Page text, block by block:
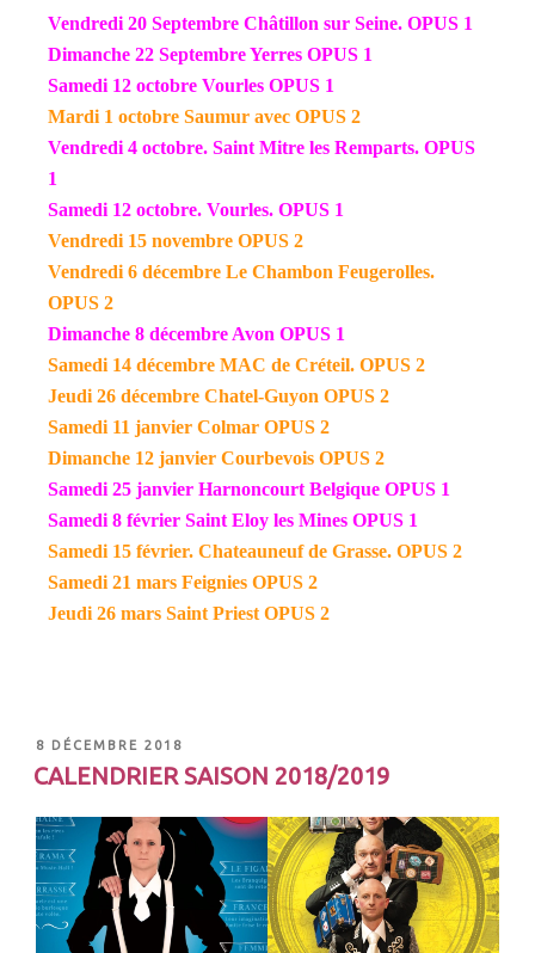
Vendredi 20 Septembre Châtillon sur Seine. OPUS 1
Dimanche 22 Septembre Yerres OPUS 1
Samedi 12 octobre Vourles OPUS 1
Mardi 1 octobre Saumur avec OPUS 2
Vendredi 4 octobre. Saint Mitre les Remparts. OPUS
1
Samedi 12 octobre. Vourles. OPUS 1
Vendredi 15 novembre OPUS 2
Vendredi 6 décembre Le Chambon Feugerolles.
OPUS 2
Dimanche 8 décembre Avon OPUS 1
Samedi 14 décembre MAC de Créteil. OPUS 2
Jeudi 26 décembre Chatel-Guyon OPUS 2
Samedi 11 janvier Colmar OPUS 2
Dimanche 12 janvier Courbevois OPUS 2
Samedi 25 janvier Harnoncourt Belgique OPUS 1
Samedi 8 février Saint Eloy les Mines OPUS 1
Samedi 15 février. Chateauneuf de Grasse. OPUS 2
Samedi 21 mars Feignies OPUS 2
Jeudi 26 mars Saint Priest OPUS 2
8 DÉCEMBRE 2018
CALENDRIER SAISON 2018/2019